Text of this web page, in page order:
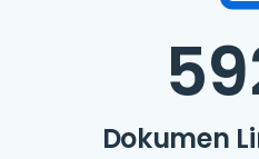
Dokumen